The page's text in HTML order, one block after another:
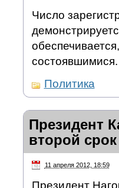
Число
состоявшимися.
Политика
Президент
второй срок
11 апреля 2012, 18:59
Президент